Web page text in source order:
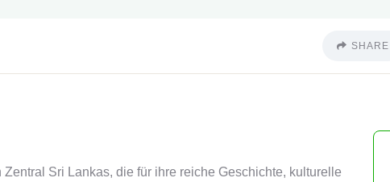
SHARE
Sri Lankas, die für ihre reiche Geschichte, kulturelle